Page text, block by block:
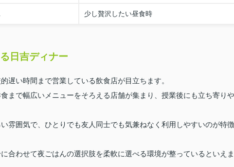
少し贅沢したい昼食時
日吉ディナー
遅い時間まで営業している飲食店が目立ちます。
まで幅広いメニューをそろえる店舗が集まり、授業後にも立ち寄りや
雰囲気で、ひとりでも友人同士でも気兼ねなく利用しやすいのが特徴
合わせて夜ごはんの選択肢を柔軟に選べる環境が整っているといえま